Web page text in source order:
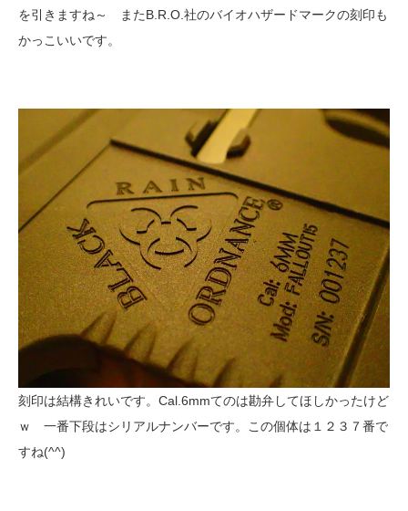
を引きますね～ またB.R.O.社のバイオハザードマークの刻印も
かっこいいです。
刻印は結構きれいです。Cal.6mmてのは勘弁してほしかったけど
ｗ 一番下段はシリアルナンバーです。この個体は１２３７番で
すね(^^)